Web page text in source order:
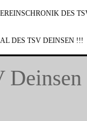
DES
DES TSV DEINSEN !!!